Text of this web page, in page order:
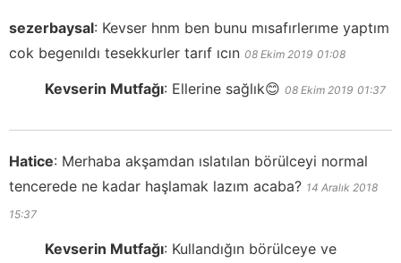
sezerbaysal: Kevser hnm ben bunu mısafırlerıme yaptım
cok begenıldı tesekkurler tarıf ıcın 08 Ekim 2019 01:08
Kevserin Mutfağı: Ellerine sağlık😊 08 Ekim 2019 01:37
Hatice: Merhaba akşamdan ıslatılan börülceyi normal
tencerede ne kadar haşlamak lazım acaba? 14 Aralık 2018
15:37
Kevserin Mutfağı: Kullandığın börülceye ve